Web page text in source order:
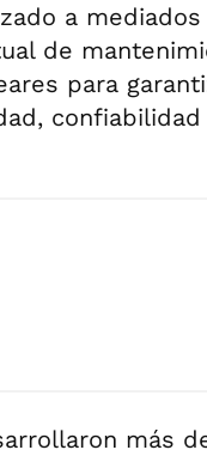
a
de
para
más